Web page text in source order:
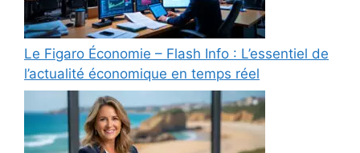
Le Figaro Économie – Flash Info : L’essentiel de
l’actualité économique en temps réel